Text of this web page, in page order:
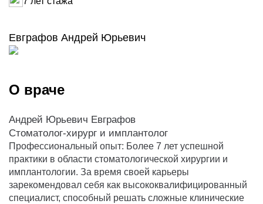
Евграфов Андрей Юрьевич
О враче
Андрей Юрьевич Евграфов
Стоматолог-хирург и имплантолог
Профессиональный опыт: Более 7 лет успешной
практики в области стоматологической хирургии и
имплантологии. За время своей карьеры
зарекомендовал себя как высококвалифицированный
специалист, способный решать сложные клинические